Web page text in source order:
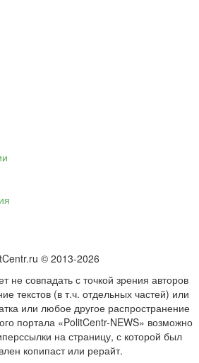
© 2013-2026
не совпадать с точкой зрения авторов
текстов (в т.ч. отдельных частей) или
или любое другое распространение
портала «PolitCentr-NEWS» возможно
на страницу, с которой был
копипаст или рерайт.